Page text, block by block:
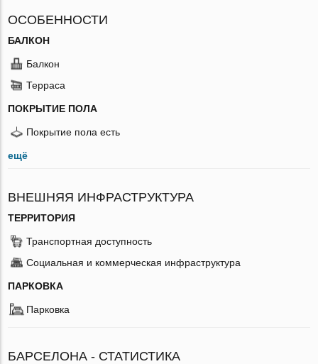
ОСОБЕННОСТИ
БАЛКОН
Балкон
Терраса
ПОКРЫТИЕ ПОЛА
Покрытие пола есть
ещё
ВНЕШНЯЯ ИНФРАСТРУКТУРА
ТЕРРИТОРИЯ
Транспортная доступность
Социальная и коммерческая инфраструктура
ПАРКОВКА
Парковка
БАРСЕЛОНА - СТАТИСТИКА